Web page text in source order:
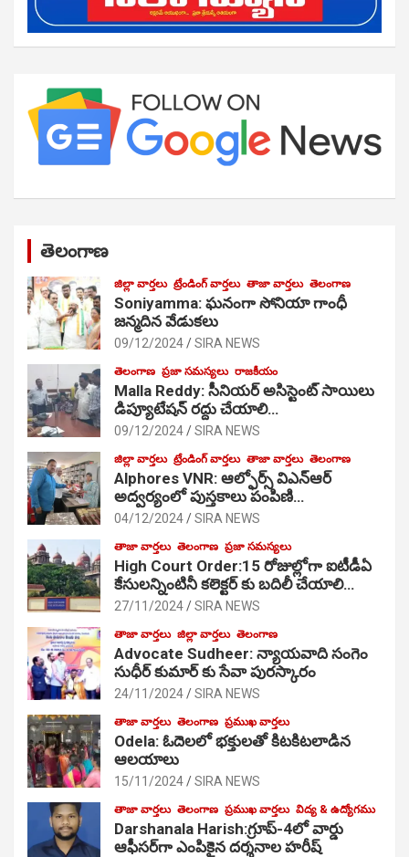
తెలంగాణ
జిల్లా వార్తలు ట్రేండింగ్ వార్తలు తాజా వార్తలు తెలంగాణ
Soniyamma: ఘ‌నంగా సోనియా గాంధీ
జ‌న్మ‌దిన వేడుక‌లు
09/12/2024 SIRA NEWS
తెలంగాణ ప్రజా సమస్యలు రాజకీయం
Malla Reddy: సీనియర్ అసిస్టెంట్ సాయిలు
డిప్యూటేషన్ రద్దు చేయాలి…
09/12/2024 SIRA NEWS
జిల్లా వార్తలు ట్రేండింగ్ వార్తలు తాజా వార్తలు తెలంగాణ
Alphores VNR: ఆల్ఫోర్స్ విఎన్ఆర్
అద్వర్యంలో పుస్తకాలు పంపిణి…
04/12/2024 SIRA NEWS
తాజా వార్తలు తెలంగాణ ప్రజా సమస్యలు
High Court Order:15 రోజుల్లోగా ఐటీడీఏ
కేసులన్నింటినీ కలెక్టర్ కు బదిలీ చేయాలి…
27/11/2024 SIRA NEWS
తాజా వార్తలు జిల్లా వార్తలు తెలంగాణ
Advocate Sudheer: న్యాయవాది సంగెం
సుధీర్ కుమార్ కు సేవా పురస్కారం
24/11/2024 SIRA NEWS
తాజా వార్తలు తెలంగాణ ప్రముఖ వార్తలు
Odela: ఓదెల‌లో భక్తులతో కిటకిటలాడిన
ఆల‌యాలు
15/11/2024 SIRA NEWS
తాజా వార్తలు తెలంగాణ ప్రముఖ వార్తలు విద్య & ఉద్యోగము
Darshanala Harish:గ్రూప్-4లో వార్డు
ఆఫీసర్‌గా ఎంపికైన దర్శనాల హరీష్